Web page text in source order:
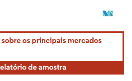
reuso requer atribuição conforme CC BY 4.0.